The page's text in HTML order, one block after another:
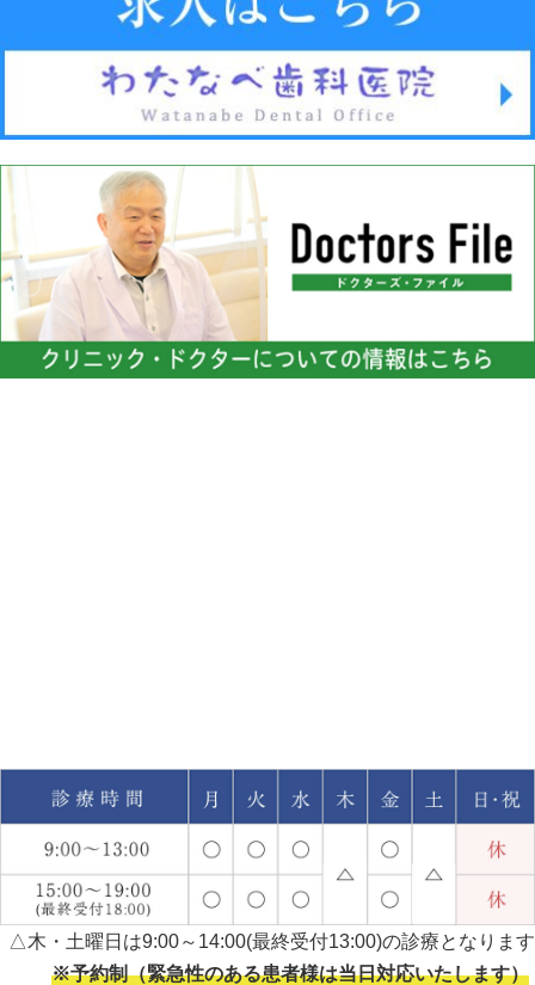
△木・土曜日は9:00～14:00(最終受付13:00)の診療となります
※予約制（緊急性のある患者様は当日対応いたします）